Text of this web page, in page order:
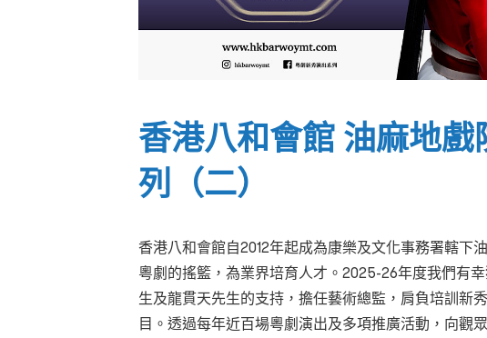
香港八和會館 油麻地
列（二）
香港八和會館自2012年起成為康樂及文化事務署轄下
粵劇的搖籃，為業界培育人才。2025-26年度我們有
生及龍貫天先生的支持，擔任藝術總監，肩負培訓新
目。透過每年近百場粵劇演出及多項推廣活動，向觀